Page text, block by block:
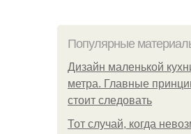
Популярные
Дизайн маленькой
метра. Главные
стоит следовать
Тот случай, когда